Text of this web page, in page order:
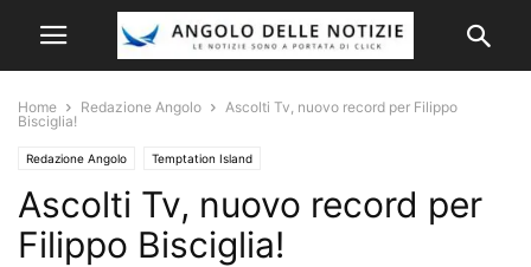
Home Redazione Angolo
Ascolti Tv, nuovo record per Filippo
Bisciglia!
Redazione Angolo Temptation Island
Ascolti Tv, nuovo record per
Filippo Bisciglia!